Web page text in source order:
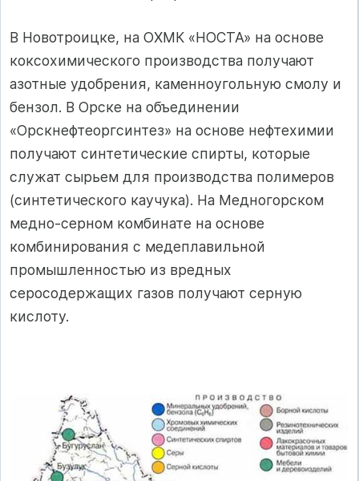
В Новотроицке, на ОХМК «НОСТА» на основе
коксохимического производства получают
азотные удобрения, каменноугольную смолу и
бензол. В Орске на объединении
«Орскнефтеоргсинтез» на основе нефтехимии
получают синтетические спирты, которые
служат сырьем для производства полимеров
(синтетического каучука). На Медногорском
медно-серном комбинате на основе
комбинирования с медеплавильной
промышленностью из вредных
серосодержащих газов получают серную
кислоту.